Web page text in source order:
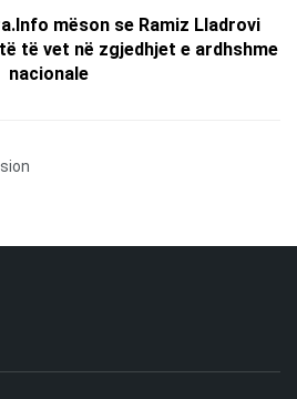
mëson se Ramiz Lladrovi
të vet në zgjedhjet e ardhshme
nacionale